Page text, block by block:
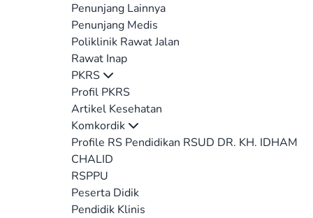
Penunjang Lainnya
Penunjang Medis
Poliklinik Rawat Jalan
Rawat Inap
PKRS
Profil PKRS
Artikel Kesehatan
Komkordik
Profile RS Pendidikan RSUD DR. KH. IDHAM
CHALID
RSPPU
Peserta Didik
Pendidik Klinis